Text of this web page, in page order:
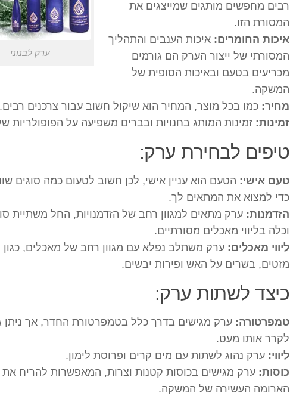
ערק לבנוני
רבים מחפשים מותגים שמייצגים את
המסורת הזו.
איכות החומרים: איכות הענבים והתהליך
המסורתי של ייצור הערק הם גורמים
מכריעים בטעם ובאיכות הסופית של
המשקה.
מחיר: כמו בכל מוצר, המחיר הוא שיקול חשוב עבור צרכנים רבים.
זמינות: זמינות המותג בחנויות ובברים משפיעה על הפופולריות
טיפים לבחירת ערק:
טעם אישי: הטעם הוא עניין אישי, לכן חשוב לטעום כמה סוגים
כדי למצוא את המתאים לך.
הזדמנות: ערק מתאים למגוון רחב של הזדמנויות, החל משתיית
וכלה בליווי מאכלים מסורתיים.
ליווי מאכלים: ערק משתלב נפלא עם מגוון רחב של מאכלים, כגון
מזטים, בשרים על האש ופירות יבשים.
כיצד לשתות ערק:
טמפרטורה: ערק מגישים בדרך כלל בטמפרטורת החדר, אך ניתן
לקרר אותו מעט.
ליווי: ערק נהוג לשתות עם מים קרים ופרוסת לימון.
כוסות: ערק מגישים בכוסות קטנות וצרות, המאפשרות להריח את
הארומה העשירה של המשקה.